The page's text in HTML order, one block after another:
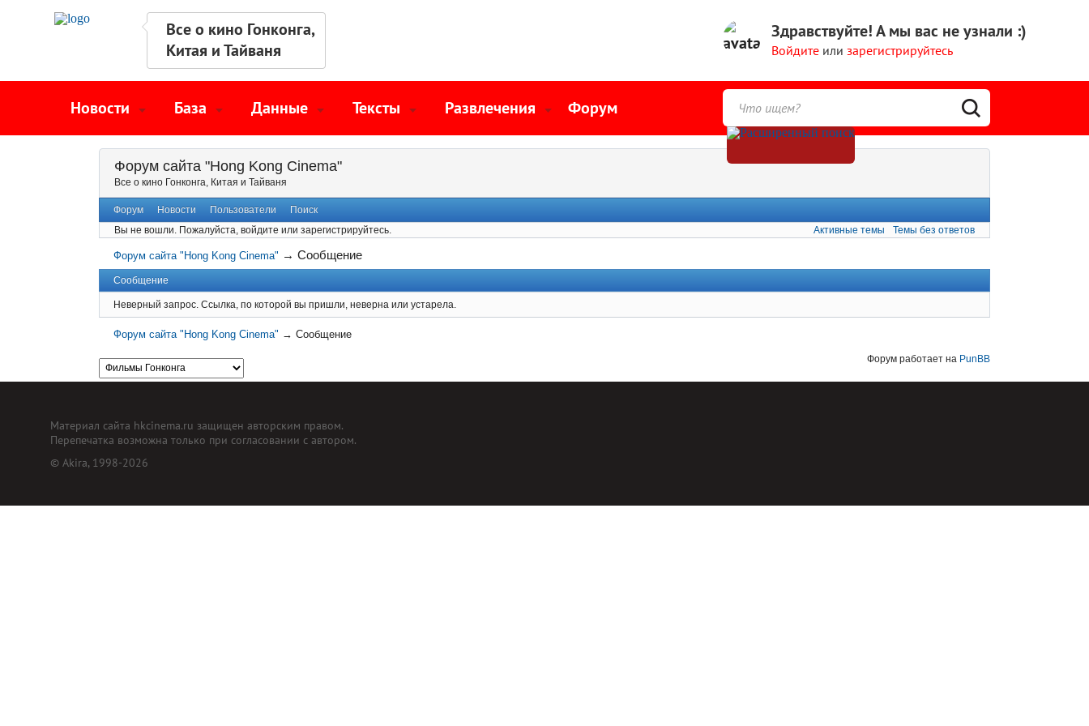
Все о кино Гонконга,
Китая и Тайваня
Здравствуйте!А мы вас не узнали :)
Войдите или зарегистрируйтесь
Новости База Данные Тексты Развлечения Форум
Форум сайта "Hong Kong Cinema"
Все о кино Гонконга, Китая и Тайваня
Форум Новости Пользователи
Поиск
Вы не вошли. Пожалуйста, войдите или зарегистрируйтесь. Активные темы Темы без ответов
Форум сайта "Hong Kong Cinema" →Сообщение
Сообщение
Неверный запрос. Ссылка, по которой вы пришли, неверна или устарела.
Форум сайта "Hong Kong Cinema" →Сообщение
Форум работает на PunBB
Материал сайта hkcinema.ru защищен авторским правом.
Перепечатка возможна только при согласовании с автором.
© Akira, 1998-2026